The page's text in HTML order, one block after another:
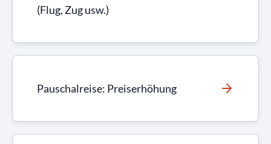
(Flug, Zug usw.)
Pauschalreise: Preiserhöhung